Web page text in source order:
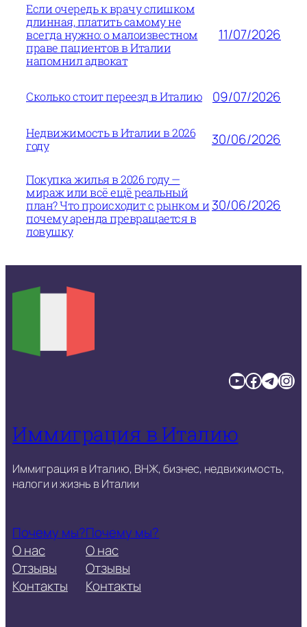
Если очередь к врачу слишком
длинная, платить самому не
всегда нужно: о малоизвестном
праве пациентов в Италии
напомнил адвокат
11/07/2026
Сколько стоит переезд в Италию 09/07/2026
Недвижимость в Италии в 2026
году
30/06/2026
Покупка жилья в 2026 году —
мираж или всё ещё реальный
план? Что происходит с рынком и
почему аренда превращается в
ловушку
30/06/2026
YouTube Facebook TelegramInstagram
Иммиграция в Италию
Иммиграция в Италию, ВНЖ, бизнес, недвижимость,
налоги и жизнь в Италии
Почему мы?
О нас
Отзывы
Контакты
Почему мы?
О нас
Отзывы
Контакты